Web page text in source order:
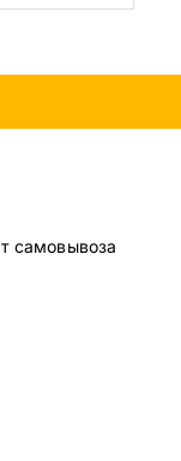
самовывоза